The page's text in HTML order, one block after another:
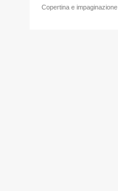
Copertina e impaginazione